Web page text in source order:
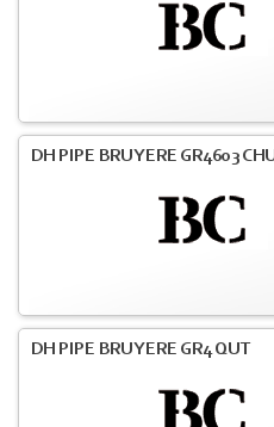
DH PIPE BRUYERE GR4603
DH PIPE BRUYERE GR4 QUT